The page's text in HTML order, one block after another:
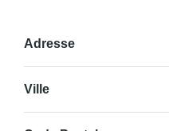
Adresse
Ville